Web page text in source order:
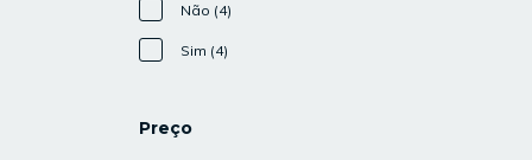
Não (4)
Sim (4)
Preço